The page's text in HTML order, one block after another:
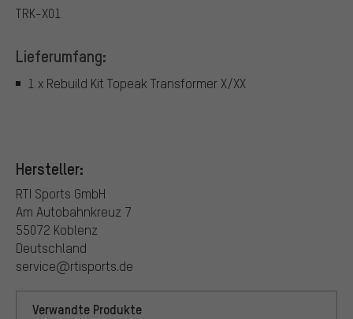
TRK-X01
Lieferumfang:
1 x Rebuild Kit Topeak Transformer X/XX
Hersteller:
RTI Sports GmbH
Am Autobahnkreuz 7
55072 Koblenz
Deutschland
service@rtisports.de
Verwandte Produkte